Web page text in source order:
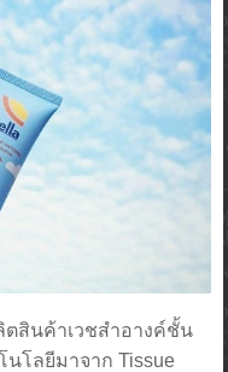
สินค้าเวชสำอางค์ชั้น
โลยีมาจาก Tissue